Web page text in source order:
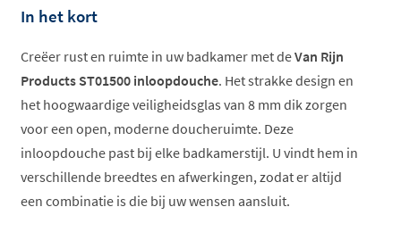
In het kort
Creëer rust en ruimte in uw badkamer met deVan Rijn
Products ST01500 inloopdouche. Het strakke design en
het hoogwaardige veiligheidsglas van 8 mm dik zorgen
voor een open, moderne doucheruimte. Deze
inloopdouche past bij elke badkamerstijl. U vindt hem in
verschillende breedtes en afwerkingen, zodat er altijd
een combinatie is die bij uw wensen aansluit.